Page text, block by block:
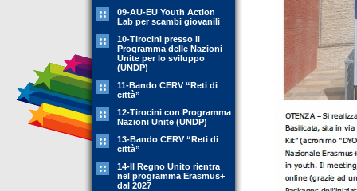
09-AU-EU Youth Action
Lab per scambi giovanili
10-Tirocini presso il
Programma delle Nazioni
Unite per lo sviluppo
(UNDP)
11-Bando CERV “Reti di
città”
12-Tirocini con Programma
Nazioni Unite (UNDP)
13-Bando CERV “Reti di
città”
14-Il Regno Unito rientra
nel programma Erasmus+
dal 2027